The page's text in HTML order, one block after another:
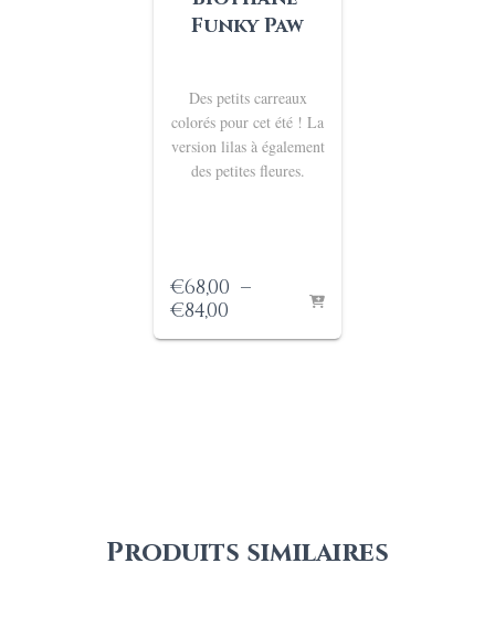
Funky Paw
Des petits carreaux
colorés pour cet été ! La
version lilas à également
des petites fleures.
€68,00 –
€84,00Plage
de
Produits similaires